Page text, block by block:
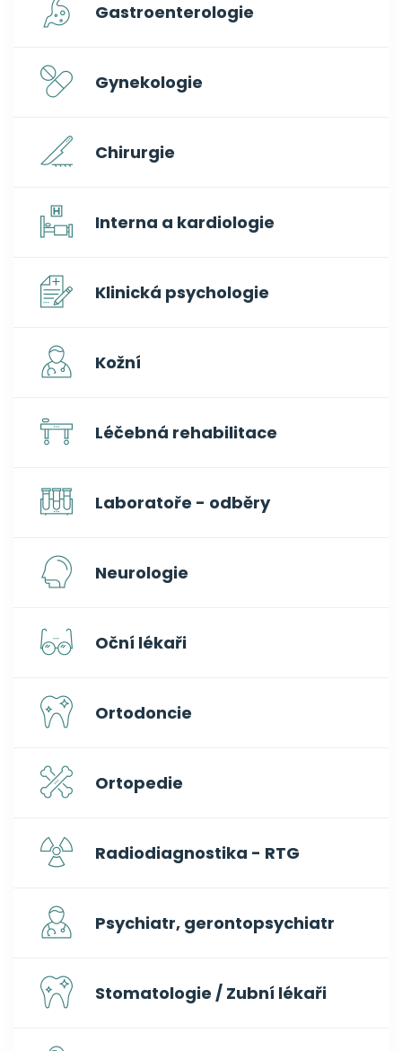
Gastroenterologie
Gynekologie
Chirurgie
Interna a kardiologie
Klinická psychologie
Kožní
Léčebná rehabilitace
Laboratoře - odběry
Neurologie
Oční lékaři
Ortodoncie
Ortopedie
Radiodiagnostika - RTG
Psychiatr, gerontopsychiatr
Stomatologie / Zubní lékaři